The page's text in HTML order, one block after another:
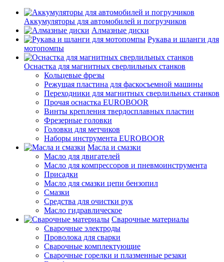
Аккумуляторы для автомобилей и погрузчиков
Алмазные диски
Рукава и шланги для
мотопомпы
Оснастка для магнитных сверлильных станков
Кольцевые фрезы
Режущая пластина для фаскосъемной машины
Переходники для магнитных сверлильных станков
Прочая оснастка EUROBOOR
Винты крепления твердосплавных пластин
Фрезерные головки
Головки для метчиков
Наборы инструмента EUROBOOR
Масла и смазки
Масло для двигателей
Масло для компрессоров и пневмоинструмента
Присадки
Масло для смазки цепи бензопил
Смазки
Средства для очистки рук
Масло гидравлическое
Сварочные материалы
Сварочные электроды
Проволока для сварки
Сварочные комплектующие
Сварочные горелки и плазменные резаки